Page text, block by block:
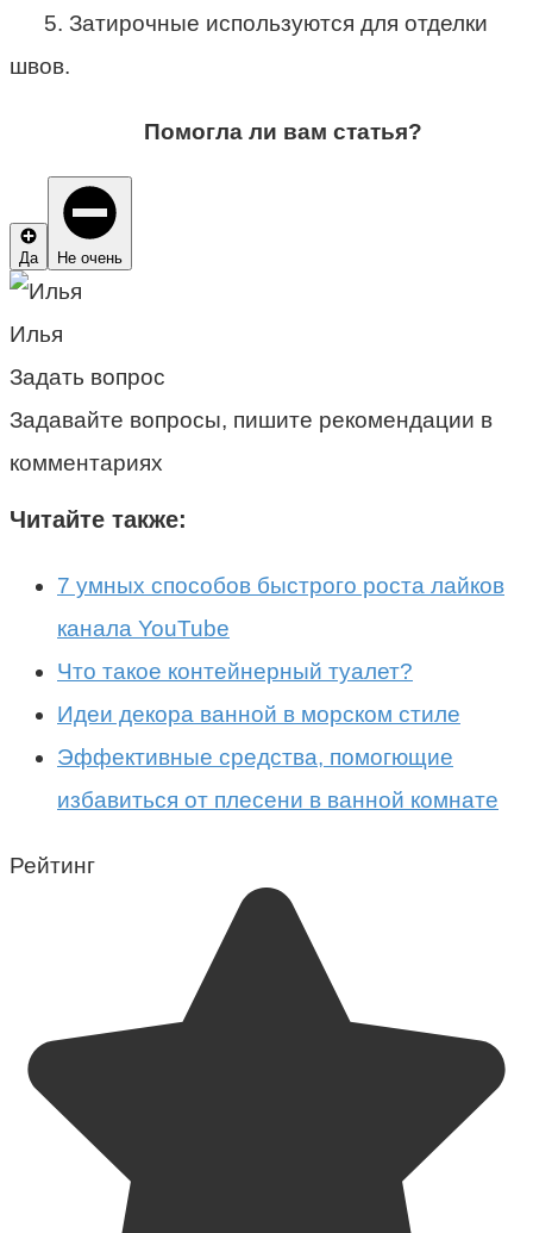
5. Затирочные используются для отделки
швов.
Помогла ли вам статья?
Да Не очень
Илья
Задать вопрос
Задавайте вопросы, пишите рекомендации в
комментариях
Читайте также:
7 умных способов быстрого роста лайков
канала YouTube
Что такое контейнерный туалет?
Идеи декора ванной в морском стиле
Эффективные средства, помогющие
избавиться от плесени в ванной комнате
Рейтинг